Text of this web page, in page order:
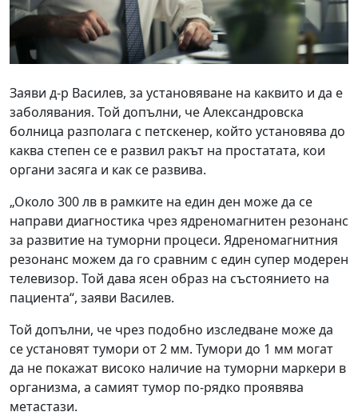
Заяви д-р Василев, за установяване на каквито и да е
заболявания. Той допълни, че Александровска
болница разполага с петскенер, който установява до
каква степен се е развил ракът на простатата, кои
органи засяга и как се развива.
„Около 300 лв в рамките на един ден може да се
направи диагностика чрез ядреномагнитен резонанс
за развитие на туморни процеси. Ядреномагнитния
резонанс можем да го сравним с един супер модерен
телевизор. Той дава ясен образ на състоянието на
пациента“, заяви Василев.
Той допълни, че чрез подобно изследване може да
се установят тумори от 2 мм. Тумори до 1 мм могат
да не покажат високо наличие на туморни маркери в
организма, а самият тумор по-рядко проявява
метастази.